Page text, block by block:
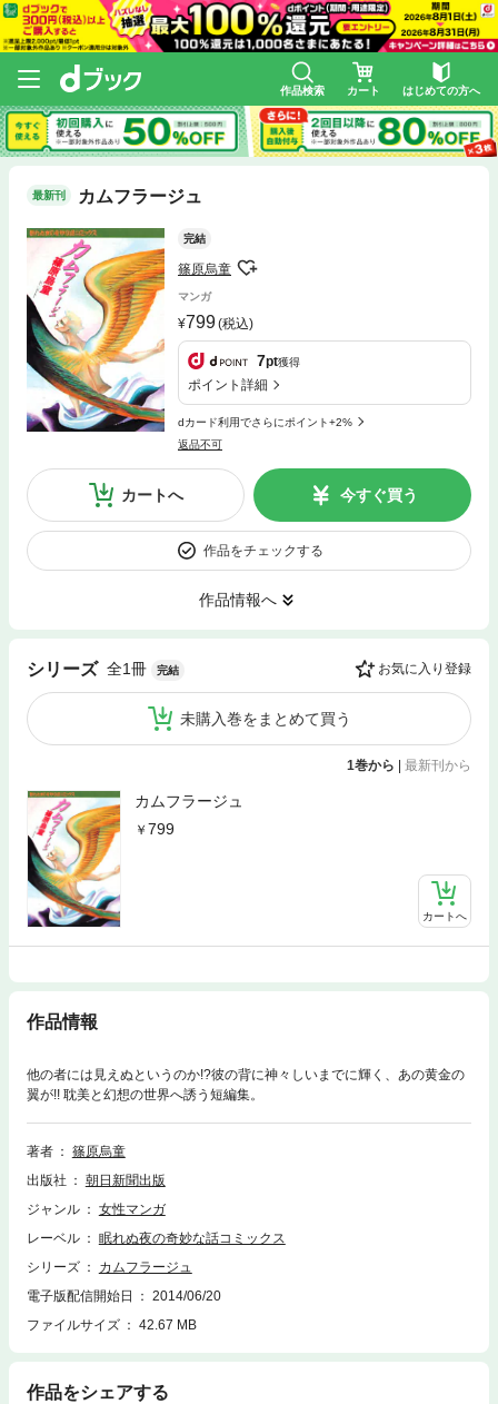
作品検索 カート はじめての方へ
最新刊 カムフラージュ
完結
篠原烏童
マンガ
799(税込)
7pt獲得
ポイント詳細
dカード利用でさらにポイント+2%
返品不可
カートへ 今すぐ買う
作品をチェックする
作品情報へ
シリーズ 全1冊 完結 お気に入り登録
未購入巻をまとめて買う
1巻から 最新刊から
カムフラージュ
799
カートへ
作品情報
他の者には見えぬというのか!?彼の背に神々しいまでに輝く、あの黄金の
翼が!! 耽美と幻想の世界へ誘う短編集。
著者
篠原烏童
出版社
朝日新聞出版
ジャンル
女性マンガ
レーベル
眠れぬ夜の奇妙な話コミックス
シリーズ
カムフラージュ
電子版配信開始日
2014/06/20
ファイルサイズ
42.67 MB
作品をシェアする